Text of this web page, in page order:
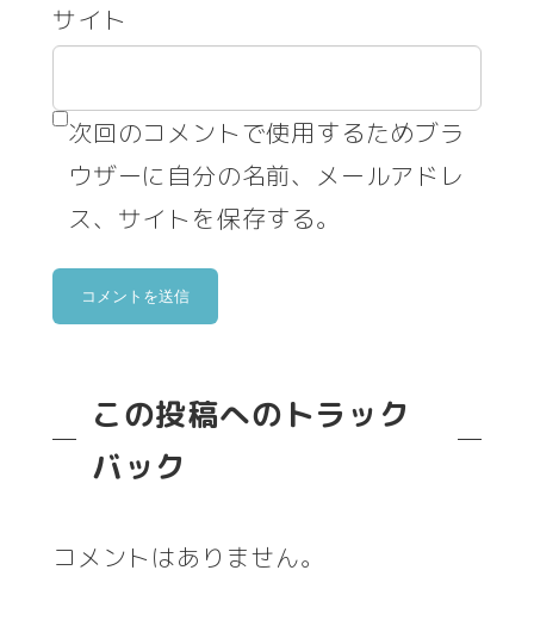
サイト
次回のコメントで使用するためブラ
ウザーに自分の名前、メールアドレ
ス、サイトを保存する。
この投稿へのトラック
バック
コメントはありません。